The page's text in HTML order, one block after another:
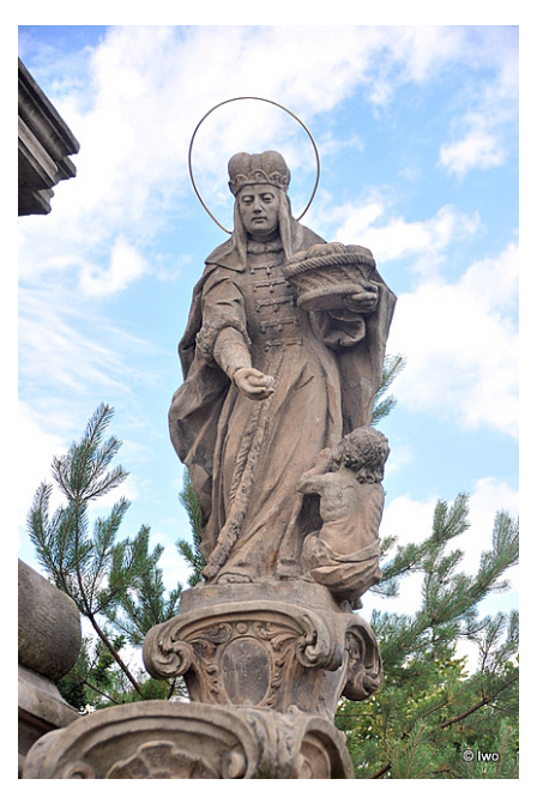
Sloup Panny Marie v Lomnici nad Popelkou
Sloup Panny Marie v Novém Bydžově
Sloup (pilíř) Panny Marie v Jezvé
Sloup Panny Marie v Horní Libchavě
Sloup Panny Marie v Markvarticích
Sloup Panny Marie v Hodkovicích nad
Mohelkou
Sloup Panny Marie v Českém Dubu
Sloup s kaplicí (boží muka) u silnice do
Petrovic
Sloup Panny Marie v Osečné
Sloup svatého Antonína Paduánského v
Kopci
Sloup Panny Marie ve Zdislavě
(Schönbach)
Boží muka v Hejnicích
Sloup Panny Marie v Hejnicích
Sloup Panny Marie v Horní Světlé
Sloup (pilíř) svatého Jana Nepomuckého
na náměstí Svobody v Plané
Sloup svatého Jana Nepomuckého v Plané